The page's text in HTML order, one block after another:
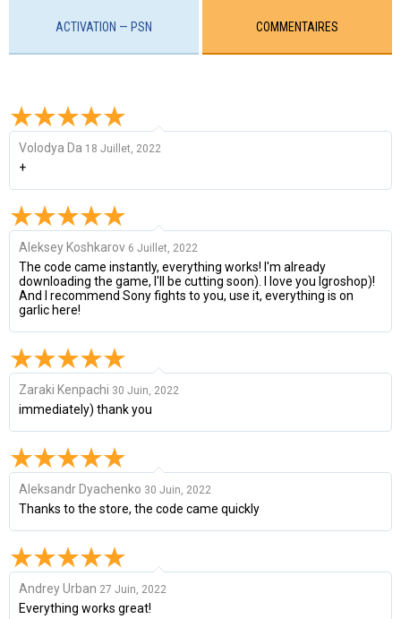
ACTIVATION — PSN COMMENTAIRES
Volodya Da 18 Juillet, 2022
+
Aleksey Koshkarov 6 Juillet, 2022
The code came instantly, everything works! I'm already
downloading the game, I'll be cutting soon). I love you Igroshop)!
And I recommend Sony fights to you, use it, everything is on
garlic here!
Zaraki Kenpachi 30 Juin, 2022
immediately) thank you
Aleksandr Dyachenko 30 Juin, 2022
Thanks to the store, the code came quickly
Andrey Urban 27 Juin, 2022
Everything works great!